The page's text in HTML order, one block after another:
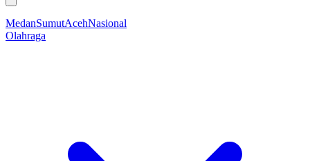
MedanSumutAcehNasional
Olahraga